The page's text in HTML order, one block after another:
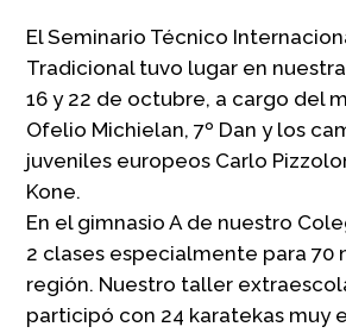
El Seminario Técnico
Tradicional tuvo lugar en
16 y 22 de octubre, a cargo del
Ofelio Michielan, 7º Dan y los
juveniles europeos Carlo
Kone.
En el gimnasio A de nuestro
2 clases especialmente para 70
región. Nuestro taller
participó con 24 karatekas muy